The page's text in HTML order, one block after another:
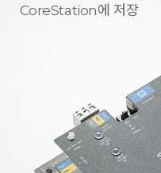
CoreStation에 저장